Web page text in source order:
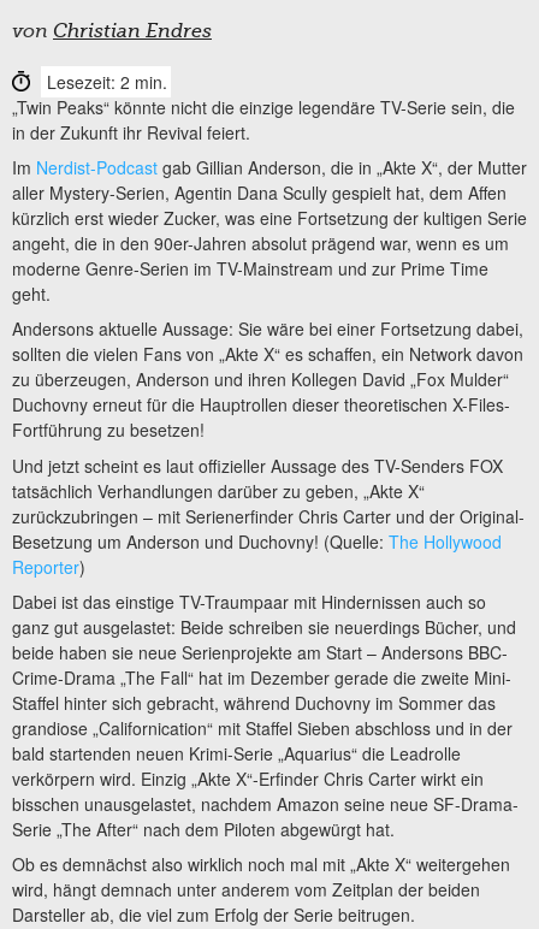
von Christian Endres
Lesezeit: 2 min.
„Twin Peaks“ könnte nicht die einzige legendäre TV-Serie sein, die
in der Zukunft ihr Revival feiert.
Im Nerdist-Podcast gab Gillian Anderson, die in „Akte X“, der Mutter
aller Mystery-Serien, Agentin Dana Scully gespielt hat, dem Affen
kürzlich erst wieder Zucker, was eine Fortsetzung der kultigen Serie
angeht, die in den 90er-Jahren absolut prägend war, wenn es um
moderne Genre-Serien im TV-Mainstream und zur Prime Time
geht.
Andersons aktuelle Aussage: Sie wäre bei einer Fortsetzung dabei,
sollten die vielen Fans von „Akte X“ es schaffen, ein Network davon
zu überzeugen, Anderson und ihren Kollegen David „Fox Mulder“
Duchovny erneut für die Hauptrollen dieser theoretischen X-Files-
Fortführung zu besetzen!
Und jetzt scheint es laut offizieller Aussage des TV-Senders FOX
tatsächlich Verhandlungen darüber zu geben, „Akte X“
zurückzubringen – mit Serienerfinder Chris Carter und der Original-
Besetzung um Anderson und Duchovny! (Quelle: The Hollywood
Reporter)
Dabei ist das einstige TV-Traumpaar mit Hindernissen auch so
ganz gut ausgelastet: Beide schreiben sie neuerdings Bücher, und
beide haben sie neue Serienprojekte am Start – Andersons BBC-
Crime-Drama „The Fall“ hat im Dezember gerade die zweite Mini-
Staffel hinter sich gebracht, während Duchovny im Sommer das
grandiose „Californication“ mit Staffel Sieben abschloss und in der
bald startenden neuen Krimi-Serie „Aquarius“ die Leadrolle
verkörpern wird. Einzig „Akte X“-Erfinder Chris Carter wirkt ein
bisschen unausgelastet, nachdem Amazon seine neue SF-Drama-
Serie „The After“ nach dem Piloten abgewürgt hat.
Ob es demnächst also wirklich noch mal mit „Akte X“ weitergehen
wird, hängt demnach unter anderem vom Zeitplan der beiden
Darsteller ab, die viel zum Erfolg der Serie beitrugen.